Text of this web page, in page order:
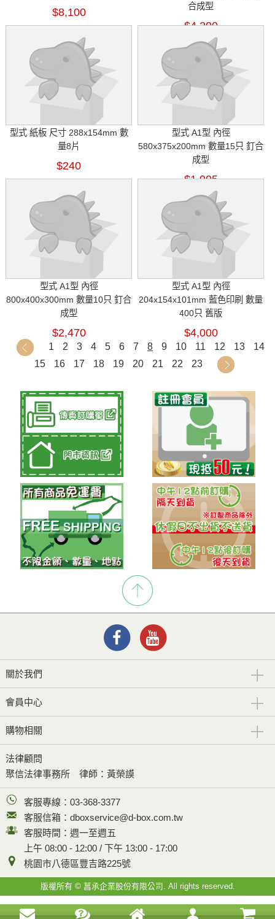
$8,100
合成型
$4,200
型式 紙板 尺寸 288x154mm 數
量8片
$240
型式 A1型 內徑
580x375x200mm 數量15只 釘合
成型
$1,905
型式 A1型 內徑
800x400x300mm 數量10只 釘合
成型
$2,470
型式 A1型 內徑
204x154x101mm 藍色印刷 數量
400只 舊版
$4,000
1 2 3 4 5 6 7 8 9 10 11 12 13
14
15
16 17 18 19 20 21 22 23
關於我們
會員中心
購物相關
法律顧問
聚信法律事務所
律師：黃榮謨
客服專線：03-368-3377
客服信箱：dboxservice@d-box.com.tw
客服時間：週一至週五
上午 08:00 - 12:00 / 下午 13:00 - 17:00
桃園市八德區豐吉路225號
版權所有 © 菖承企業股份有限公司. All rights reserved.